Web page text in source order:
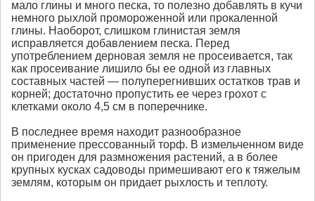
мало глины и много песка, то полезно добавлять в кучи
немного рыхлой промороженной или прокаленной
глины. Наоборот, слишком глинистая земля
исправляется добавлением песка. Перед
употреблением дерновая земля не просеивается, так
как просеивание лишило бы ее одной из главных
составных частей — полуперегнивших остатков трав и
корней; достаточно пропустить ее через грохот с
клетками около 4,5 см в поперечнике.
В последнее время находит разнообразное
применение прессованный торф. В измельченном виде
он пригоден для размножения растений, а в более
крупных кусках садоводы примешивают его к тяжелым
землям, которым он придает рыхлость и теплоту.